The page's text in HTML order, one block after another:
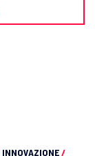
INNOVAZIONE/